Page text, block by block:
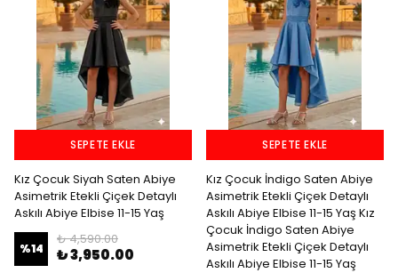
SEPETE EKLE
Kız Çocuk Siyah Saten Abiye
Asimetrik Etekli Çiçek Detaylı
Askılı Abiye Elbise 11-15 Yaş
%14
₺ 4,590.00
₺ 3,950.00
SEPETE EKLE
Kız Çocuk İndigo Saten Abiye
Asimetrik Etekli Çiçek Detaylı
Askılı Abiye Elbise 11-15 Yaş Kız
Çocuk İndigo Saten Abiye
Asimetrik Etekli Çiçek Detaylı
Askılı Abiye Elbise 11-15 Yaş